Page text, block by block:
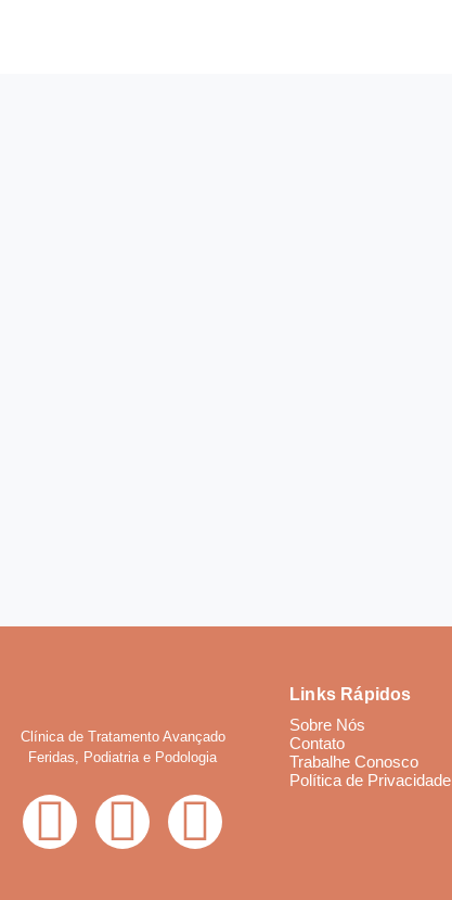
Clínica de Tratamento Avançado
Feridas, Podiatria e Podologia
Links Rápidos
Sobre Nós
Contato
Trabalhe Conosco
Política de Privacidade